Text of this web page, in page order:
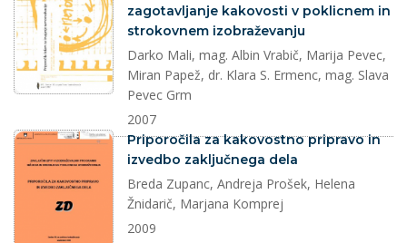
zagotavljanje kakovosti v poklicnem in
strokovnem izobraževanju
Darko Mali, mag. Albin Vrabič, Marija Pevec,
Miran Papež, dr. Klara S. Ermenc, mag. Slava
Pevec Grm
2007
dokument
Priporočila za kakovostno pripravo in
izvedbo zaključnega dela
Breda Zupanc, Andreja Prošek, Helena
Žnidarič, Marjana Komprej
2009